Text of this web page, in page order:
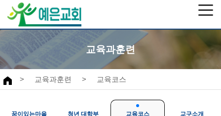
교육과훈련
> 교육과훈련 > 교육코스
꿈이있는마을 청년 대학부 교육코스 교구소개